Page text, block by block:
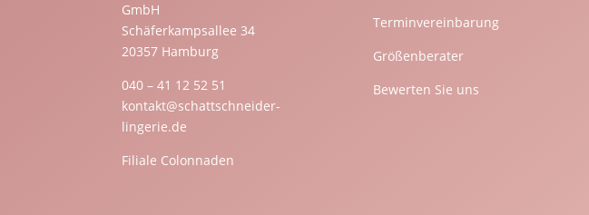
GmbH
Schäferkampsallee 34
20357 Hamburg
040 – 41 12 52 51
kontakt@schattschneider-
lingerie.de
Filiale Colonnaden
Terminvereinbarung
Größenberater
Bewerten Sie uns